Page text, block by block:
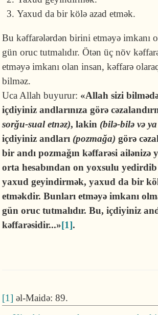
Yaxud da bir kölə azad etmək.
Bu kəffarələrdən birini etməyə imkanı
gün oruc tutmalıdır. Ötən üç növ
etməyə imkanı olan insan, kəffarə
bilməz.
Uca Allah buyurur: «Allah sizi
içdiyiniz andlarınıza görə
sorğu-sual etnəz), lakin (bilə-bilə və
içdiyiniz andları (pozmağa) görə
bir andı pozmağın kəffarəsi
orta hesabından on yoxsulu
yaxud geyindirmək, yaxud da bir
etməkdir. Bunları etməyə imkanı
gün oruc tutmalıdır. Bu, içdiyiniz
kəffarəsidir...»[1].
[1] əl-Maidə: 89.